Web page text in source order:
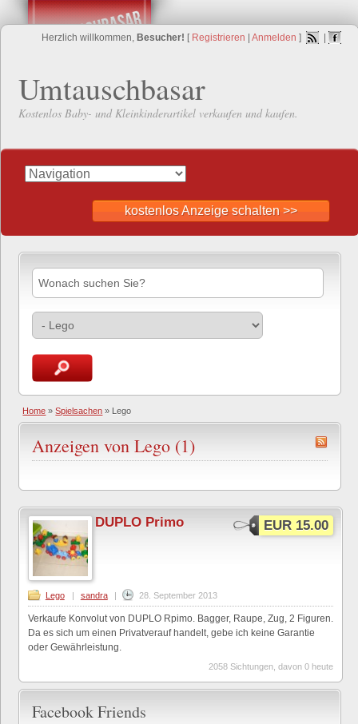
Herzlich willkommen, Besucher! [ Registrieren Anmelden ]
Umtauschbasar
Kostenlos Baby- und Kleinkinderartikel verkaufen und kaufen.
kostenlos Anzeige schalten >>
Home »Spielsachen » Lego
Anzeigen von Lego (1)
EUR 15.00
DUPLO Primo
Lego | sandra | 28. September 2013
Verkaufe Konvolut von DUPLO Rpimo. Bagger, Raupe, Zug, 2 Figuren.
Da es sich um einen Privatverauf handelt, gebe ich keine Garantie
oder Gewährleistung.
2058 Sichtungen, davon 0 heute
Facebook Friends